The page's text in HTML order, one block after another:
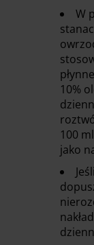
W
10%
100
jako